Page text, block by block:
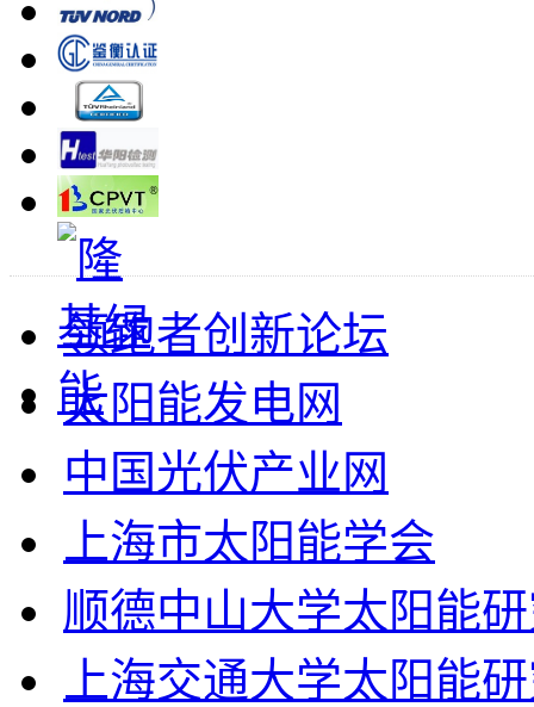
领跑者创新论坛
太阳能发电网
中国光伏产业网
上海市太阳能学会
顺德中山大学太阳能
上海交通大学太阳能